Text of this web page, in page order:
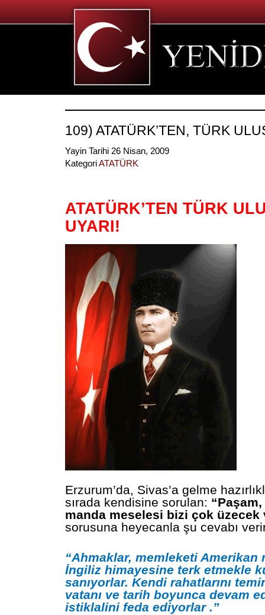
109) ATATÜRK’TEN, TÜRK
Yayin Tarihi 26 Nisan, 2009
KategoriATATÜRK
ATATÜRK’TEN TÜRK
UYARI!
Erzurum’da, Sivas’a gelme
sırada kendisine sorulan:
manda meselesi bizi çok üzecek
sorusuna heyecanla şu cevabı
“Ahmaklar, memleketi Amerikan
İngiliz himayesine terk etmekle
sanıyorlar. Kendi rahatlarını
vatanı ve tarih boyunca devam
istiklalini feda ediyorlar .”